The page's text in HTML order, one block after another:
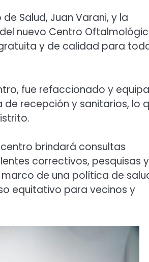
Salud, Juan Varani, y la
nuevo Centro
y de calidad para
fue refaccionado y
recepción y sanitarios, lo
brindará consultas
correctivos, pesquisas y
de una política de
equitativo para vecinos y